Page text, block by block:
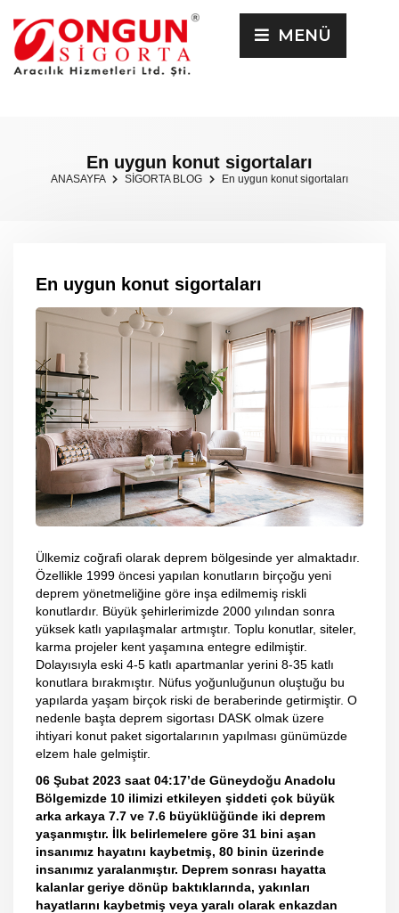
MENÜ
En uygun konut sigortaları
ANASAYFA SİGORTA BLOG En uygun konut sigortaları
En uygun konut sigortaları
Ülkemiz coğrafi olarak deprem bölgesinde yer almaktadır.
Özellikle 1999 öncesi yapılan konutların birçoğu yeni
deprem yönetmeliğine göre inşa edilmemiş riskli
konutlardır. Büyük şehirlerimizde 2000 yılından sonra
yüksek katlı yapılaşmalar artmıştır. Toplu konutlar, siteler,
karma projeler kent yaşamına entegre edilmiştir.
Dolayısıyla eski 4-5 katlı apartmanlar yerini 8-35 katlı
konutlara bırakmıştır. Nüfus yoğunluğunun oluştuğu bu
yapılarda yaşam birçok riski de beraberinde getirmiştir. O
nedenle başta deprem sigortası DASK olmak üzere
ihtiyari konut paket sigortalarının yapılması günümüzde
elzem hale gelmiştir.
06 Şubat 2023 saat 04:17’de Güneydoğu Anadolu
Bölgemizde 10 ilimizi etkileyen şiddeti çok büyük
arka arkaya 7.7 ve 7.6 büyüklüğünde iki deprem
yaşanmıştır. İlk belirlemelere göre 31 bini aşan
insanımız hayatını kaybetmiş, 80 binin üzerinde
insanımız yaralanmıştır. Deprem sonrası hayatta
kalanlar geriye dönüp baktıklarında, yakınları
hayatlarını kaybetmiş veya yaralı olarak enkazdan